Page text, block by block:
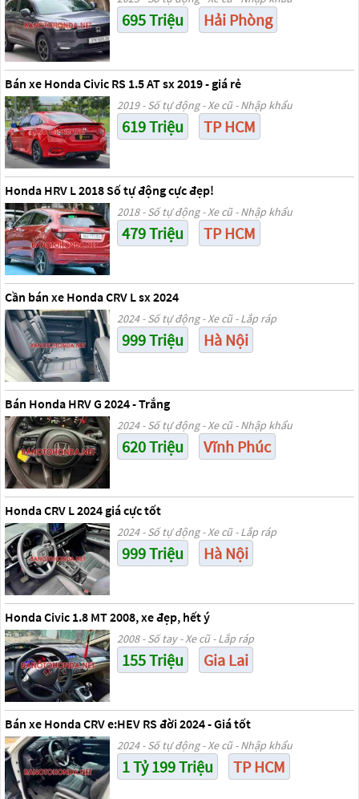
695 Triệu Hải Phòng
Bán xe Honda Civic RS 1.5 AT sx 2019 - giá rẻ
2019 - Số tự động - Xe cũ - Nhập khẩu
619 Triệu TP HCM
Honda HRV L 2018 Số tự động cực đẹp!
2018 - Số tự động - Xe cũ - Nhập khẩu
479 Triệu TP HCM
Cần bán xe Honda CRV L sx 2024
2024 - Số tự động - Xe cũ - Lắp ráp
999 Triệu Hà Nội
Bán Honda HRV G 2024 - Trắng
2024 - Số tự động - Xe cũ - Nhập khẩu
620 Triệu Vĩnh Phúc
Honda CRV L 2024 giá cực tốt
2024 - Số tự động - Xe cũ - Lắp ráp
999 Triệu Hà Nội
Honda Civic 1.8 MT 2008, xe đẹp, hết ý
2008 - Số tay - Xe cũ - Lắp ráp
155 Triệu Gia Lai
Bán xe Honda CRV e:HEV RS đời 2024 - Giá tốt
2024 - Số tự động - Xe cũ - Nhập khẩu
1 Tỷ 199 Triệu TP HCM